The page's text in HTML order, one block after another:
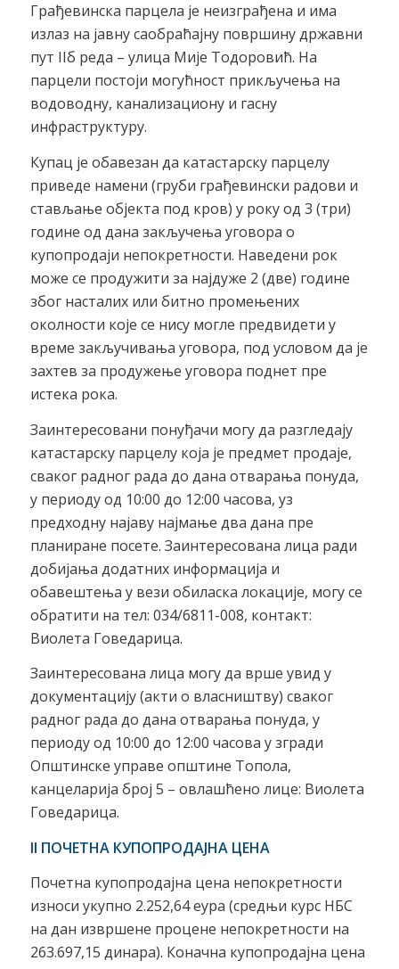
Грађевинска парцела је неизграђена и има
излаз на јавну саобраћајну површину државни
пут IIб реда – улица Мије Тодоровић. На
парцели постоји могућност прикључења на
водоводну, канализациону и гасну
инфраструктуру.
Купац је обавезан да катастарску парцелу
приведе намени (груби грађевински радови и
стављање објекта под кров) у року од 3 (три)
године од дана закључења уговора о
купопродаји непокретности. Наведени рок
може се продужити за најдуже 2 (две) године
због насталих или битно промењених
околности које се нису могле предвидети у
време закључивања уговора, под условом да је
захтев за продужење уговора поднет пре
истека рока.
Заинтересовани понуђачи могу да разгледају
катастарску парцелу која је предмет продаје,
сваког радног рада до дана отварања понуда,
у периоду од 10:00 до 12:00 часова, уз
предходну најаву најмање два дана пре
планиране посете. Заинтересована лица ради
добијања додатних информација и
обавештења у вези обиласка локације, могу се
обратити на тел: 034/6811-008, контакт:
Виолета Говедарица.
Заинтересована лица могу да врше увид у
документацију (акти о власништву) сваког
радног рада до дана отварања понуда, у
периоду од 10:00 до 12:00 часова у згради
Општинске управе општине Топола,
канцеларија број 5 – овлашћено лице: Виолета
Говедарица.
II ПОЧЕТНА КУПОПРОДАЈНА ЦЕНА
Почетна купопродајна цена непокретности
износи укупно 2.252,64 еура (средњи курс НБС
на дан извршене процене непокретности на
263.697,15 динара). Коначна купопродајна цена